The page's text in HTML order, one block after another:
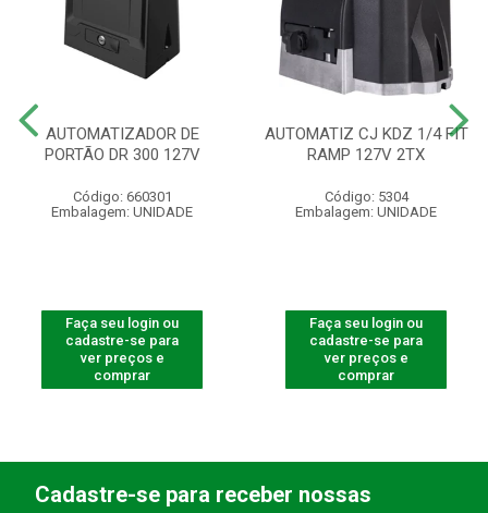
AUTOMATIZADOR DE
PORTÃO DR 300 127V
Código: 660301
Embalagem: UNIDADE
Faça seu login ou
cadastre-se para
ver preços e
comprar
AUTOMATIZ CJ KDZ 1/4 FIT
RAMP 127V 2TX
Código: 5304
Embalagem: UNIDADE
Faça seu login ou
cadastre-se para
ver preços e
comprar
Cadastre-se para receber nossas